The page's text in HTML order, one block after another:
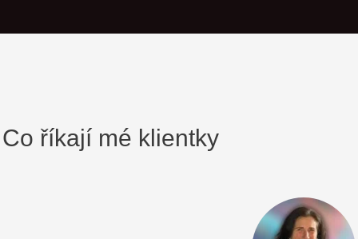
Co říkají mé klientky